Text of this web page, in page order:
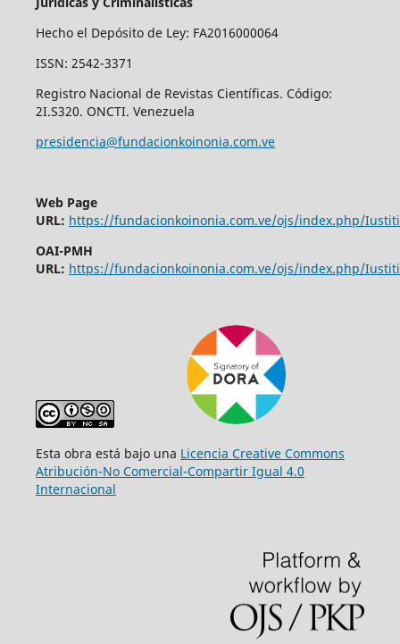
Hecho el Depósito de Ley: FA2016000064
ISSN: 2542-3371
Registro Nacional de Revistas Científicas. Código:
2I.S320. ONCTI. Venezuela
presidencia@fundacionkoinonia.com.ve
Web Page
URL: https://fundacionkoinonia.com.ve/ojs/index.php/
OAI-PMH
URL: https://fundacionkoinonia.com.ve/ojs/index.php/
Esta obra está bajo una Licencia Creative Commons
Atribución-No Comercial-Compartir Igual 4.0
Internacional